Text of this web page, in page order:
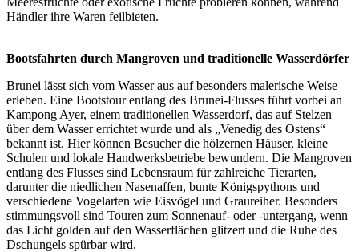
Händler ihre Waren feilbieten.
Bootsfahrten durch Mangroven und traditionelle Wasserdörfer
Brunei lässt sich vom Wasser aus auf besonders malerische Weise
erleben. Eine Bootstour entlang des Brunei-Flusses führt vorbei an
Kampong Ayer, einem traditionellen Wasserdorf, das auf Stelzen
über dem Wasser errichtet wurde und als „Venedig des Ostens“
bekannt ist. Hier können Besucher die hölzernen Häuser, kleine
Schulen und lokale Handwerksbetriebe bewundern. Die Mangroven
entlang des Flusses sind Lebensraum für zahlreiche Tierarten,
darunter die niedlichen Nasenaffen, bunte Königspythons und
verschiedene Vogelarten wie Eisvögel und Graureiher. Besonders
stimmungsvoll sind Touren zum Sonnenauf- oder -untergang, wenn
das Licht golden auf den Wasserflächen glitzert und die Ruhe des
Dschungels spürbar wird.